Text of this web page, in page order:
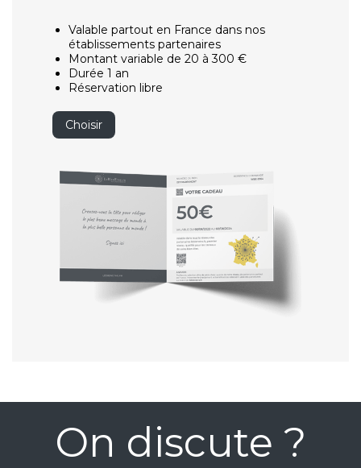
Valable partout en France dans nos
établissements partenaires
Montant variable de 20 à 300 €
Durée 1 an
Réservation libre
Choisir
On discute ?